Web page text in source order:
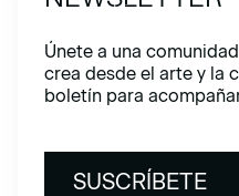
Únete a una
crea desde el arte y la
boletín para
SUSCRÍBETE